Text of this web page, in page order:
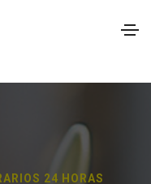
24 HORAS